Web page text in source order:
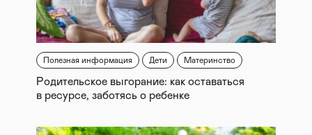
Полезная информация Дети Материнство
Родительское выгорание: как оставаться
в ресурсе, заботясь о ребенке